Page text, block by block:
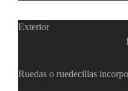
PinholePTZ
Exterior
Ruedas o ruedecillas